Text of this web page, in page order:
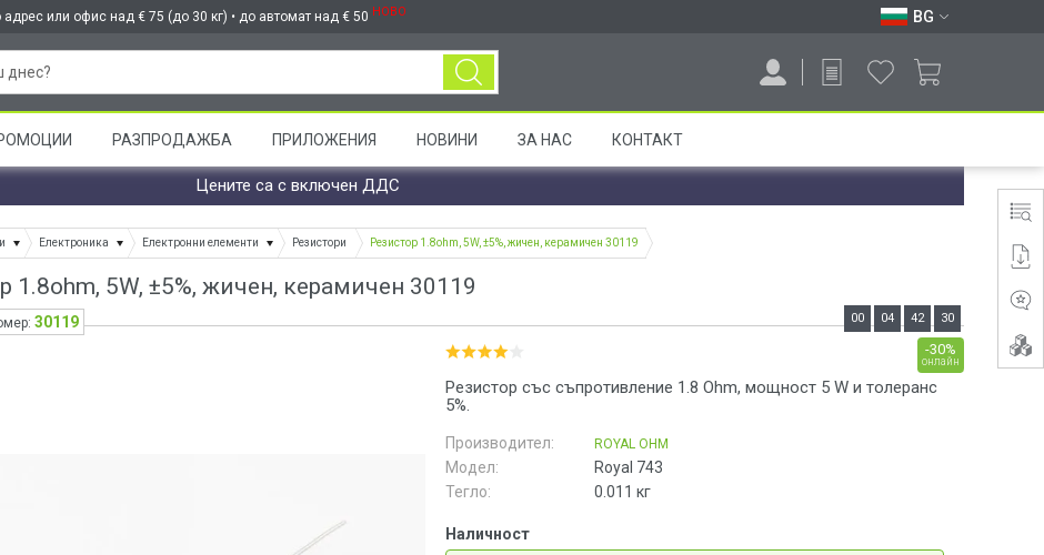
или офис над € 75 (до 30 кг) • до автомат над € 50 НОВО BG
РАЗПРОДАЖБА ПРИЛОЖЕНИЯ НОВИНИ ЗА НАС КОНТАКТ
Цените са с включен ДДС
Електроника Електронни елементи Резистори Резистор 1.8ohm, 5W, ±5%, жичен, керамичен 30119
1.8ohm, 5W, ±5%, жичен, керамичен 30119
Резистор със съпротивление 1.8 Ohm, мощност 5 W и толеранс
5%.
Производител: ROYAL OHM
Модел:
Royal 743
Тегло:
0.011 кг
Наличност
-30%
онлайн
00 04 42 29
30119